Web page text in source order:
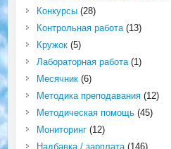
Конкурсы(28)
Контрольная работа(13)
Кружок(5)
Лабораторная работа(1)
Месячник(6)
Методика преподавания(12)
Методическая помощь(45)
Мониторинг(12)
Надбавка / зарплата(146)